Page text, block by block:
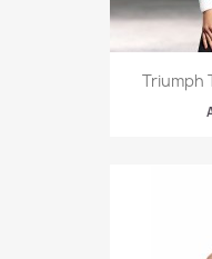
Triumph